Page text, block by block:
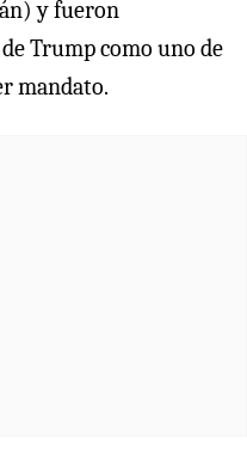
y fueron
Trump como uno de
mandato.